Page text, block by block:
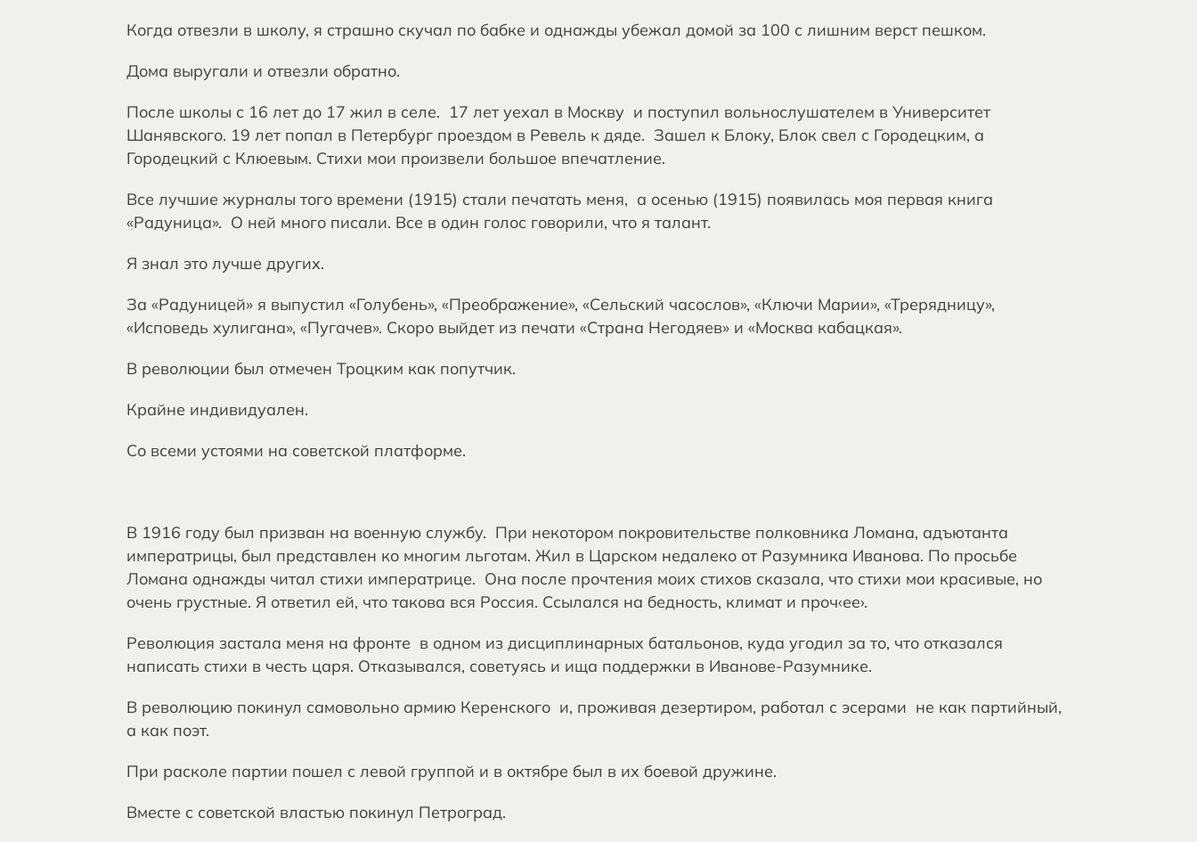
Когда отвезли в школу, я страшно скучал по бабке и однажды убежал домой за 100 с лишним верст пешком.
Дома выругали и отвезли обратно.
После школы с 16 лет до 17 жил в селе. 17 лет уехал в Москву и поступил вольнослушателем в Университет
Шанявского. 19 лет попал в Петербург проездом в Ревель к дяде. Зашел к Блоку, Блок свел с Городецким, а
Городецкий с Клюевым. Стихи мои произвели большое впечатление.
Все лучшие журналы того времени (1915) стали печатать меня, а осенью (1915) появилась моя первая книга
«Радуница». О ней много писали. Все в один голос говорили, что я талант.
Я знал это лучше других.
За «Радуницей» я выпустил «Голубень», «Преображение», «Сельский часослов», «Ключи Марии», «Трерядницу»,
«Исповедь хулигана», «Пугачев». Скоро выйдет из печати «Страна Негодяев» и «Москва кабацкая».
В революции был отмечен Троцким как попутчик.
Крайне индивидуален.
Со всеми устоями на советской платформе.
В 1916 году был призван на военную службу. При некотором покровительстве полковника Ломана, адъютанта
императрицы, был представлен ко многим льготам. Жил в Царском недалеко от Разумника Иванова. По просьбе
Ломана однажды читал стихи императрице. Она после прочтения моих стихов сказала, что стихи мои красивые, но
очень грустные. Я ответил ей, что такова вся Россия. Ссылался на бедность, климат и проч‹ее›.
Революция застала меня на фронте в одном из дисциплинарных батальонов, куда угодил за то, что отказался
написать стихи в честь царя. Отказывался, советуясь и ища поддержки в Иванове-Разумнике.
В революцию покинул самовольно армию Керенского и, проживая дезертиром, работал с эсерами не как партийный,
а как поэт.
При расколе партии пошел с левой группой и в октябре был в их боевой дружине.
Вместе с советской властью покинул Петроград.